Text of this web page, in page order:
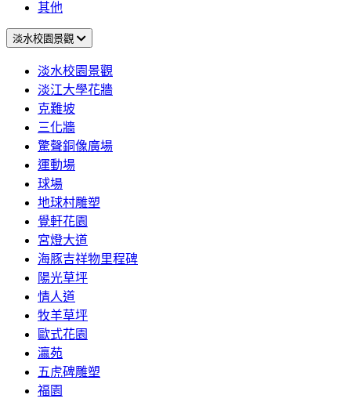
其他
淡水校園景觀
淡水校園景觀
淡江大學花牆
克難坡
三化牆
驚聲銅像廣場
運動場
球場
地球村雕塑
覺軒花園
宮燈大道
海豚吉祥物里程碑
陽光草坪
情人道
牧羊草坪
歐式花園
瀛苑
五虎碑雕塑
福園